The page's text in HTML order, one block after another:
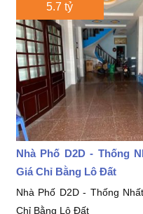
5.7 tỷ
Nhà Phố D2D - Thống
Giá Chỉ Bằng Lô Đất
Nhà Phố D2D - Thống
Chỉ Bằng Lô Đất